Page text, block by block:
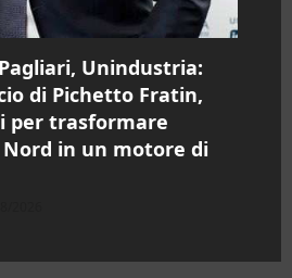
Unindustria:
di Pichetto Fratin,
per trasformare
in un motore di